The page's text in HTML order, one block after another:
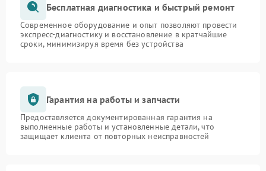
Бесплатная диагностика и быстрый ремонт
Современное оборудование и опыт позволяют провести
экспресс-диагностику и восстановление в кратчайшие
сроки, минимизируя время без устройства
Гарантия на работы и запчасти
Предоставляется документированная гарантия на
выполненные работы и установленные детали, что
защищает клиента от повторных неисправностей